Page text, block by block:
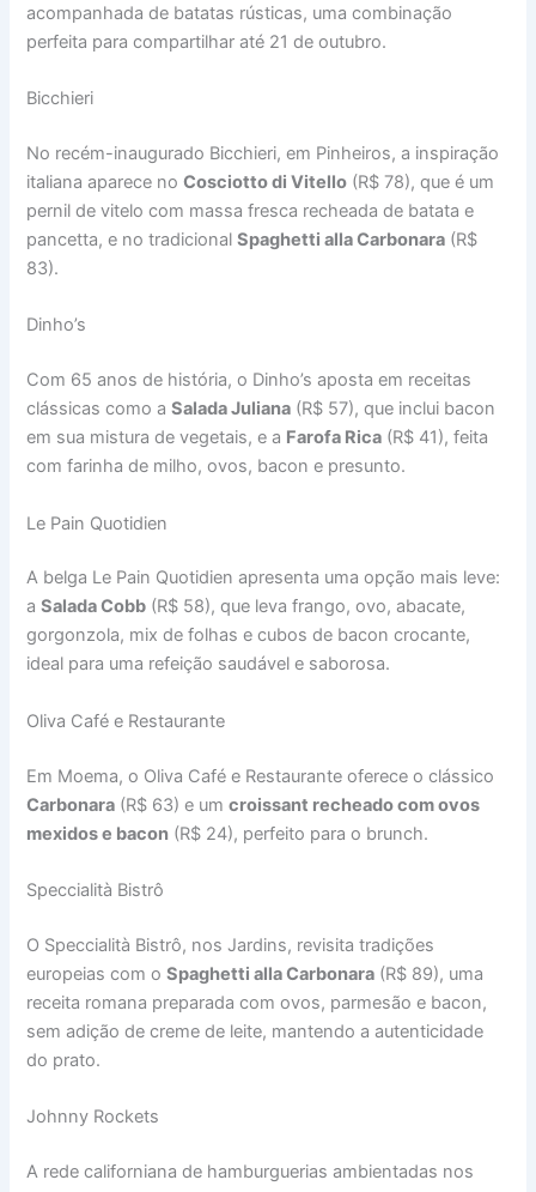
acompanhada de batatas rústicas, uma combinação
perfeita para compartilhar até 21 de outubro.
Bicchieri
No recém-inaugurado Bicchieri, em Pinheiros, a inspiração
italiana aparece noCosciotto di Vitello (R$ 78), que é um
pernil de vitelo com massa fresca recheada de batata e
pancetta, e no tradicionalSpaghetti alla Carbonara (R$
83).
Dinho’s
Com 65 anos de história, o Dinho’s aposta em receitas
clássicas como aSalada Juliana (R$ 57), que inclui bacon
em sua mistura de vegetais, e a Farofa Rica (R$ 41), feita
com farinha de milho, ovos, bacon e presunto.
Le Pain Quotidien
A belga Le Pain Quotidien apresenta uma opção mais leve:
aSalada Cobb (R$ 58), que leva frango, ovo, abacate,
gorgonzola, mix de folhas e cubos de bacon crocante,
ideal para uma refeição saudável e saborosa.
Oliva Café e Restaurante
Em Moema, o Oliva Café e Restaurante oferece o clássico
Carbonara (R$ 63) e umcroissant recheado com ovos
mexidos e bacon (R$ 24), perfeito para o brunch.
Speccialità Bistrô
O Speccialità Bistrô, nos Jardins, revisita tradições
europeias com oSpaghetti alla Carbonara (R$ 89), uma
receita romana preparada com ovos, parmesão e bacon,
sem adição de creme de leite, mantendo a autenticidade
do prato.
Johnny Rockets
A rede californiana de hamburguerias ambientadas nos